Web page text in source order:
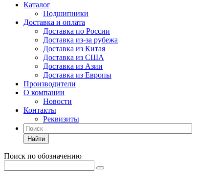
Каталог
Подшипники
Доставка и оплата
Доставка по России
Доставка из-за рубежа
Доставка из Китая
Доставка из США
Доставка из Азии
Доставка из Европы
Производители
О компании
Новости
Контакты
Реквизиты
Найти
Поиск по обозначению